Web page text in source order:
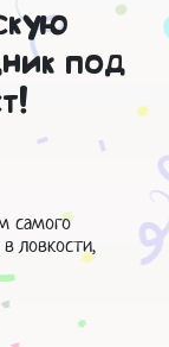
под
самого
ловкости,